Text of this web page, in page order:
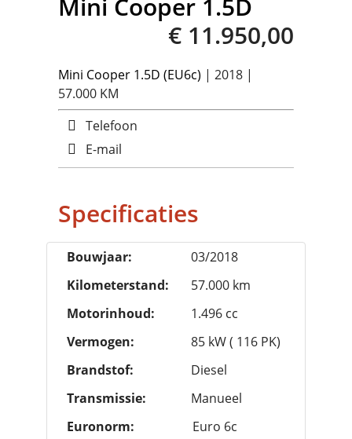
€ 11.950,00
Mini Cooper 1.5D (EU6c) | 2018 |
57.000 KM
Telefoon
E-mail
Specificaties
Bouwjaar:
03/2018
Kilometerstand:
57.000 km
Motorinhoud:
1.496 cc
Vermogen:
85 kW ( 116 PK)
Brandstof:
Diesel
Transmissie:
Manueel
Euronorm:
Euro 6c